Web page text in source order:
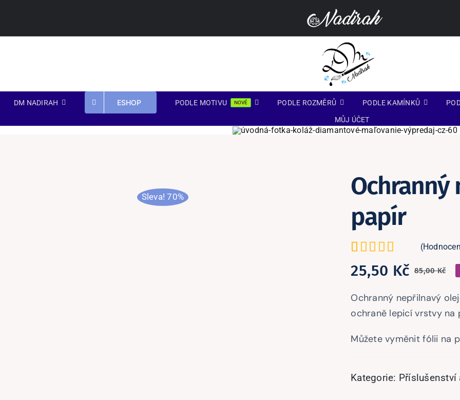
obsah
DM NADIRAH ESHOP PODLE MOTIVU NOVÉ PODLE ROZMĚRŮ PODLE KAMÍNKŮ
MŮJ ÚČET
Sleva! 70%
Ochranný
papír
Hodnoceno
4.00z 5
na
základě
1
hodnocení
85,00Kč
25,50 Kč
Ochranný nepřilnavý
ochraně lepicí vrstvy na
Můžete vyměnit fólii na
Kategorie: Příslušenství